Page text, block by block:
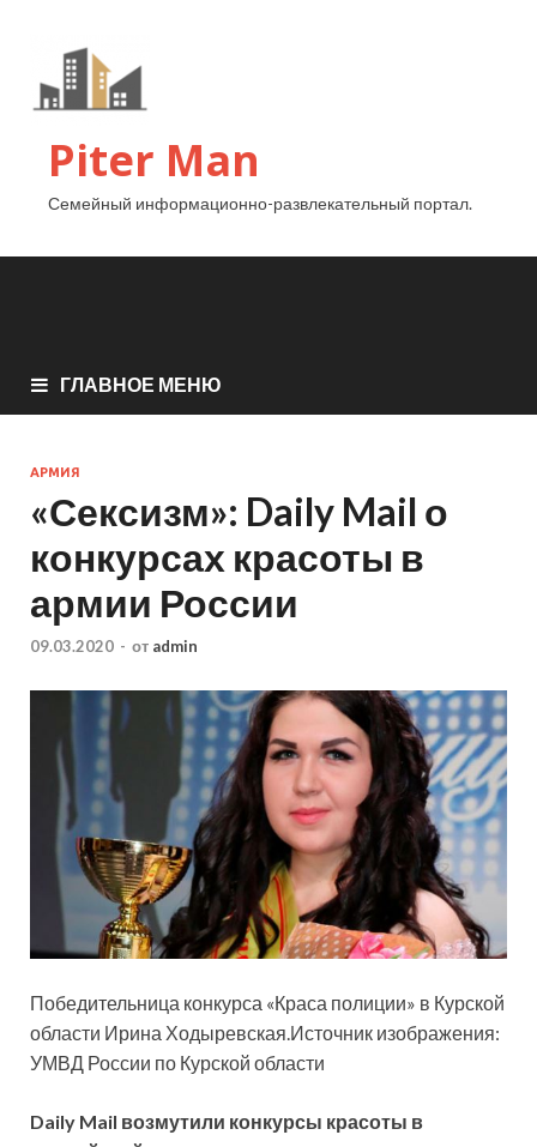
Piter Man
Семейный информационно-развлекательный портал.
ГЛАВНОЕ МЕНЮ
АРМИЯ
«Сексизм»: Daily Mail о
конкурсах красоты в
армии России
09.03.2020 - от admin
Победительница конкурса «Краса полиции» в Курской
области Ирина Ходыревская.Источник изображения:
УМВД России по Курской области
Daily Mail возмутили конкурсы красоты в